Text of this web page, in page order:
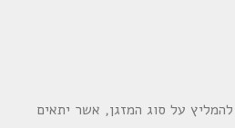
על סוג המזגן, אשר יתאים